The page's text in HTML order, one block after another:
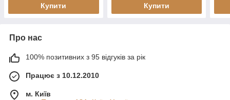
Купити Купити
Про нас
100% позитивних з 95 відгуків за рік
Працює з 10.12.2010
м. Київ